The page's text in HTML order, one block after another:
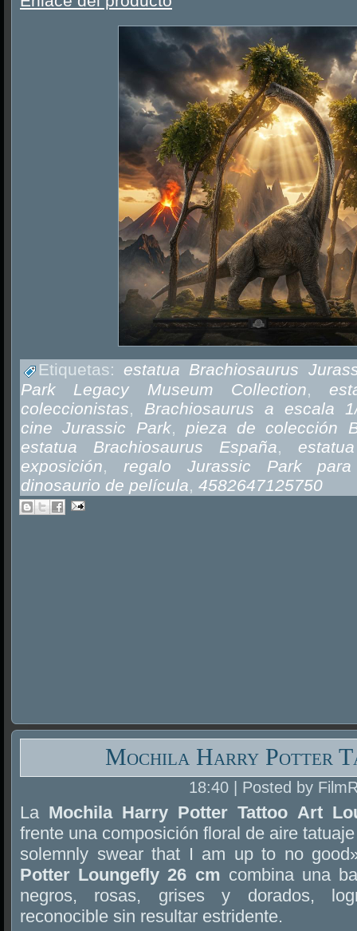
Etiquetas: estatua Brachiosaurus
Park Legacy Museum Collection,
coleccionistas, Brachiosaurus a escala
cine Jurassic Park, pieza de colección
estatua Brachiosaurus España,
exposición, regalo Jurassic Park para
dinosaurio de película, 4582647125750
Mochila Harry Potter
18:40 | Posted by
La Mochila Harry Potter Tattoo Art
frente una composición floral de aire
solemnly swear that I am up to no
Potter Loungefly 26 cm combina una
negros, rosas, grises y dorados,
reconocible sin resultar estridente.